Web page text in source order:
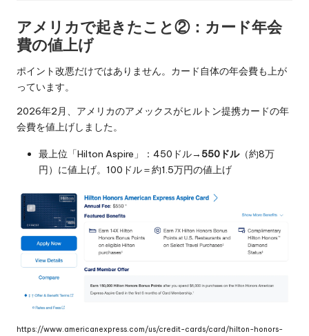
アメリカで起きたこと②：カード年会
費の値上げ
ポイント改悪だけではありません。カード自体の年会費も上が
っています。
2026年2月、アメリカのアメックスがヒルトン提携カードの年
会費を値上げしました。
最上位「Hilton Aspire」：450ドル→ 550ドル（約8万
円）に値上げ。100ドル＝約1.5万円の値上げ
https://www.americanexpress.com/us/credit-cards/card/hilton-honors-